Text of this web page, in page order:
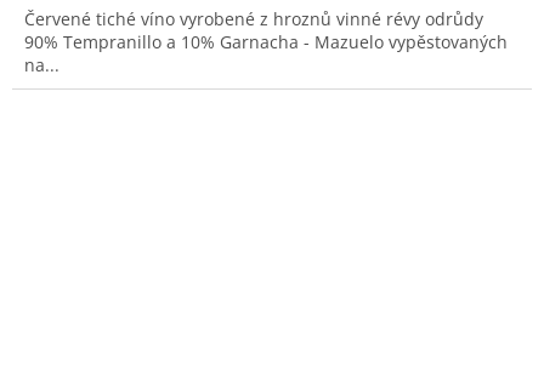
Červené tiché víno vyrobené z hroznů vinné révy odrůdy
90% Tempranillo a 10% Garnacha - Mazuelo vypěstovaných
na...